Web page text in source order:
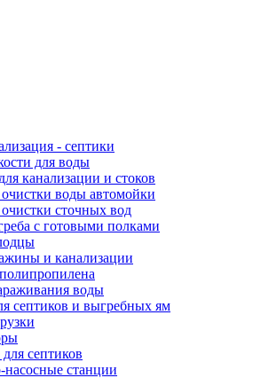
- септики
для воды
канализации и стоков
воды автомойки
сточных вод
с готовыми полками
и канализации
воды
септиков и выгребных ям
септиков
станции